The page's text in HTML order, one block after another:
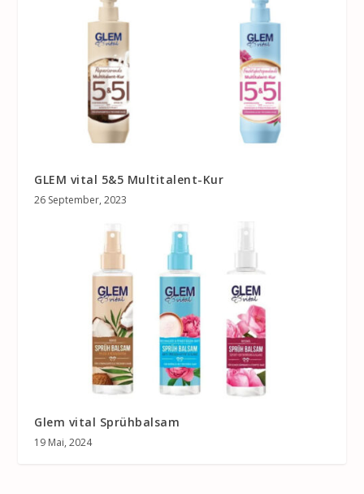
GLEM vital 5&5 Multitalent-Kur
26 September, 2023
Glem vital Sprühbalsam
19 Mai, 2024